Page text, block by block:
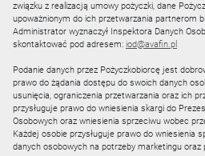
związku z realizacją umowy pożyczki, dane
upoważnionym do ich przetwarzania partnerom
Administrator wyznaczył Inspektora Danych
skontaktować pod adresem: iod@avafin.pl
Podanie danych przez Pożyczkobiorcę jest
prawo do żądania dostępu do swoich danych
usunięcia, ograniczenia przetwarzania oraz ich
przysługuje prawo do wniesienia skargi do
Osobowych oraz wniesienia sprzeciwu wobec
Każdej osobie przysługuje prawo do wniesienia
danych osobowych na potrzeby marketingu oraz